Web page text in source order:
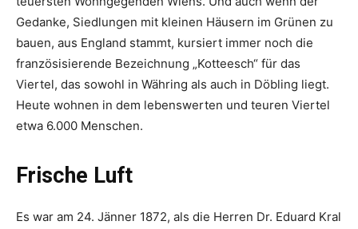
Gedanke, Siedlungen mit kleinen Häusern im Grünen zu
bauen, aus England stammt, kursiert immer noch die
französisierende Bezeichnung „Kotteesch“ für das
Viertel, das sowohl in Währing als auch in Döbling liegt.
Heute wohnen in dem lebenswerten und teuren Viertel
etwa 6.000 Menschen.
Frische Luft
Es war am 24. Jänner 1872, als die Herren Dr. Eduard Kral